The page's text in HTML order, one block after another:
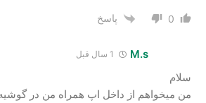
0 پاسخ
M.s
سلام
من میخواهم از داخل اپ همراه من در